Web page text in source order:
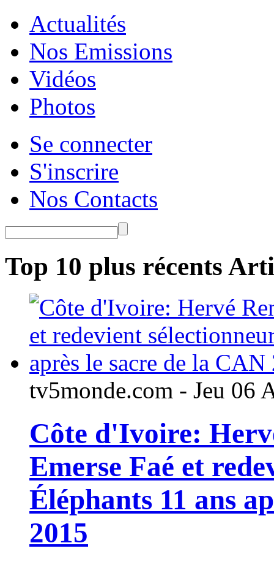
Actualités
Nos Emissions
Vidéos
Photos
Se connecter
S'inscrire
Nos Contacts
Top 10 plus récents
tv5monde.com - Jeu 06
Côte d'Ivoire:
Emerse Faé et
Éléphants 11 ans
2015